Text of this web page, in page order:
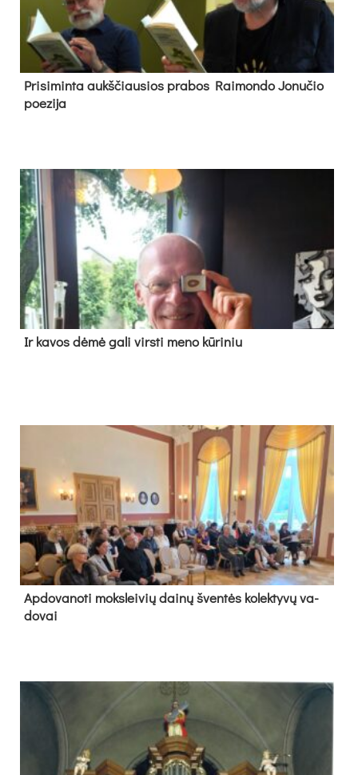
Pri­si­min­ta aukš­čiau­sios pra­bos Rai­mon­do Jo­nu­čio
poe­zi­ja
Ir ka­vos dė­mė ga­li virs­ti me­no kū­ri­niu
Ap­do­va­no­ti moks­lei­vių dai­nų šven­tės ko­lek­ty­vų va­
do­vai